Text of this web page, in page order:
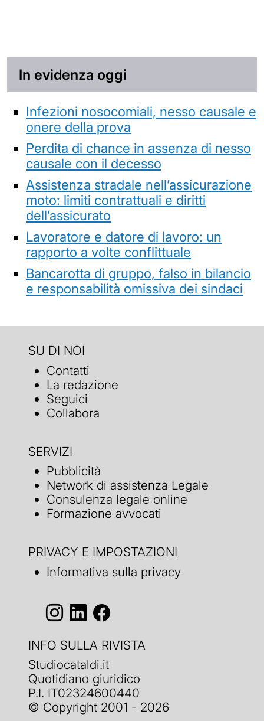
In evidenza oggi
Infezioni nosocomiali, nesso causale e
onere della prova
Perdita di chance in assenza di nesso
causale con il decesso
Assistenza stradale nell’assicurazione
moto: limiti contrattuali e diritti
dell’assicurato
Lavoratore e datore di lavoro: un
rapporto a volte conflittuale
Bancarotta di gruppo, falso in bilancio
e responsabilità omissiva dei sindaci
SU DI NOI
Contatti
La redazione
Seguici
Collabora
SERVIZI
Pubblicità
Network di assistenza Legale
Consulenza legale online
Formazione avvocati
PRIVACY E IMPOSTAZIONI
Informativa sulla privacy
INFO SULLA RIVISTA
Studiocataldi.it
Quotidiano giuridico
P.I. IT02324600440
© Copyright 2001 - 2026